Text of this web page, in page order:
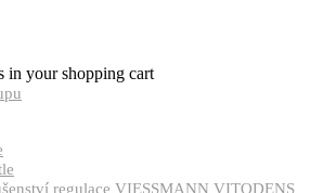
in your shopping cart
regulace VIESSMANN VITODENS